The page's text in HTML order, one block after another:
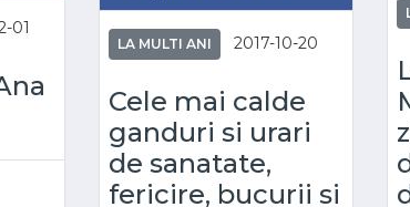
01
LA MULTI ANI 2017-10-20
Cele mai calde
ganduri si urari
de sanatate,
fericire, bucurii si